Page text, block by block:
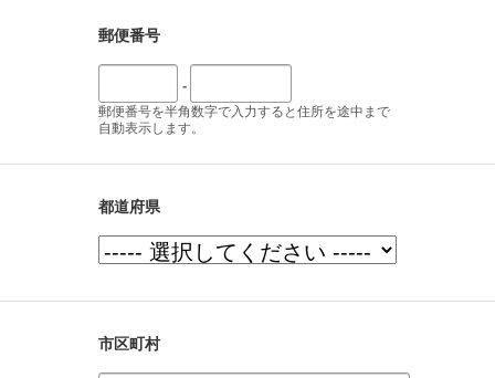
郵便番号
-
郵便番号を半角数字で入力すると住所を途中まで
自動表示します。
都道府県
市区町村